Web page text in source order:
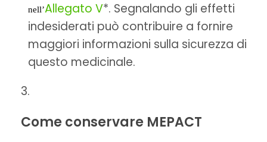
nell’Allegato V*. Segnalando gli effetti
indesiderati può contribuire a fornire
maggiori informazioni sulla sicurezza di
questo medicinale.
Come conservare MEPACT